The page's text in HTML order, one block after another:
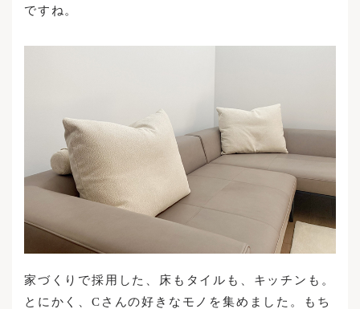
ですね。
家づくりで採用した、床もタイルも、キッチンも。
とにかく、Cさんの好きなモノを集めました。もち